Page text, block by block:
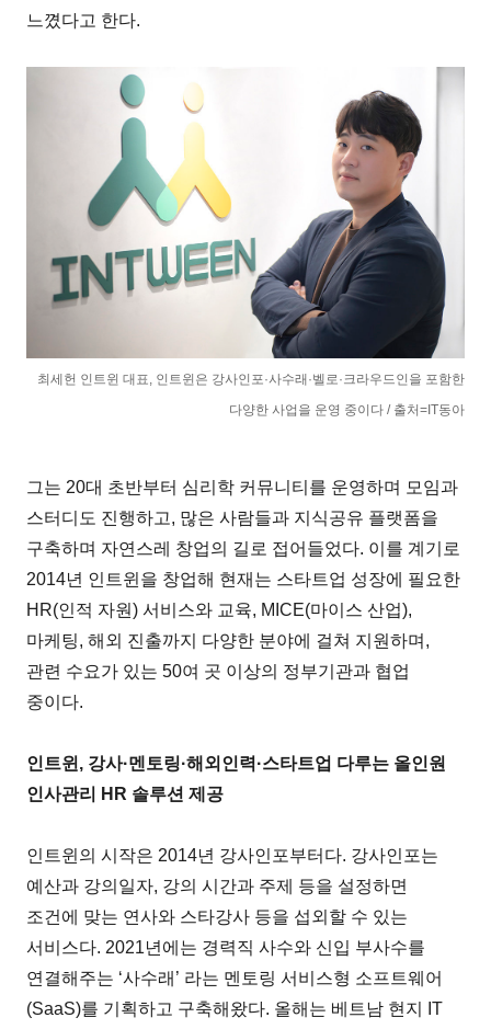
느꼈다고 한다.
최세헌 인트윈 대표, 인트윈은 강사인포·사수래·벨로·크라우드인을 포함한
다양한 사업을 운영 중이다 / 출처=IT동아
그는 20대 초반부터 심리학 커뮤니티를 운영하며 모임과
스터디도 진행하고, 많은 사람들과 지식공유 플랫폼을
구축하며 자연스레 창업의 길로 접어들었다. 이를 계기로
2014년 인트윈을 창업해 현재는 스타트업 성장에 필요한
HR(인적 자원) 서비스와 교육, MICE(마이스 산업),
마케팅, 해외 진출까지 다양한 분야에 걸쳐 지원하며,
관련 수요가 있는 50여 곳 이상의 정부기관과 협업
중이다.
인트윈, 강사·멘토링·해외인력·스타트업 다루는 올인원
인사관리 HR 솔루션 제공
인트윈의 시작은 2014년 강사인포부터다. 강사인포는
예산과 강의일자, 강의 시간과 주제 등을 설정하면
조건에 맞는 연사와 스타강사 등을 섭외할 수 있는
서비스다. 2021년에는 경력직 사수와 신입 부사수를
연결해주는 ‘사수래’ 라는 멘토링 서비스형 소프트웨어
(SaaS)를 기획하고 구축해왔다. 올해는 베트남 현지 IT